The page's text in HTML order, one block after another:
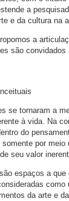
a
e da cultura na
a
são
se tornaram a
à vida. Na
do
por meio
seu valor
espaços a
da arte e